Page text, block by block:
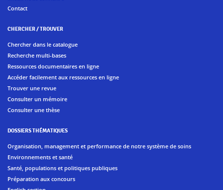
Contact
CHERCHER / TROUVER
Chercher dans le catalogue
Recherche multi-bases
Ressources documentaires en ligne
Accéder facilement aux ressources en ligne
Trouver une revue
Consulter un mémoire
Consulter une thèse
DOSSIERS THÉMATIQUES
Organisation, management et performance de notre système de soins
Environnements et santé
Santé, populations et politiques publiques
Préparation aux concours